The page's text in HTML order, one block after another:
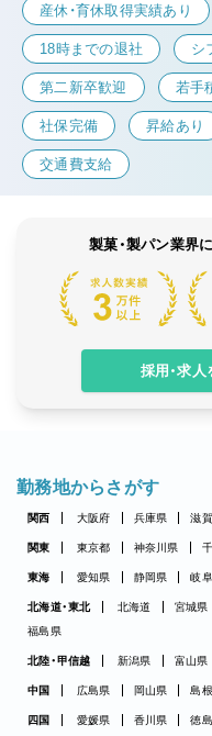
産休・育休取得実績あり
18時までの退社 シ
第二新卒歓迎 若手
社保完備 昇給あり
交通費支給
製菓・製パン業界
採用・求
勤務地からさがす
関西 大阪府 兵庫県 滋
関東 東京都 神奈川県
東海 愛知県 静岡県 岐
北海道・東北 北海道 宮城県
福島県
北陸・甲信越 新潟県 富山県
中国 広島県 岡山県 島
四国 愛媛県 香川県 徳